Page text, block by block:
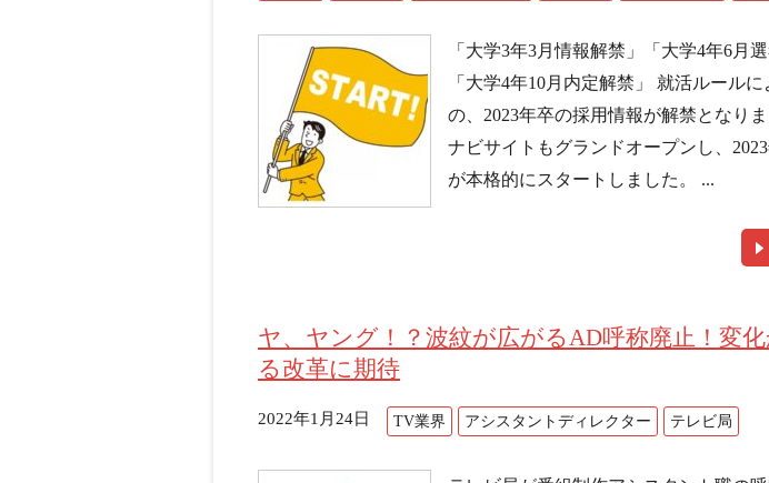
「大学3年3月情報解禁」「大学4年6月選
「大学4年10月内定解禁」 就活ルール
の、2023年卒の採用情報が解禁となり
ナビサイトもグランドオープンし、
が本格的にスタートしました。 ...
ヤ、ヤング！？波紋が広がるAD呼称廃止！変化
る改革に期待
2022年1月24日 TV業界 アシスタントディレクター テレビ局